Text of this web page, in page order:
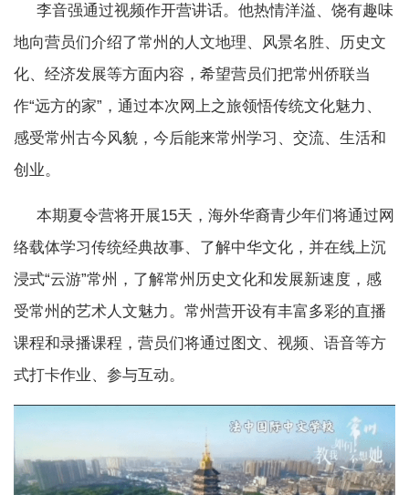
李音强通过视频作开营讲话。他热情洋溢、饶有趣味
地向营员们介绍了常州的人文地理、风景名胜、历史文
化、经济发展等方面内容，希望营员们把常州侨联当
作“远方的家”，通过本次网上之旅领悟传统文化魅力、
感受常州古今风貌，今后能来常州学习、交流、生活和
创业。
本期夏令营将开展15天，海外华裔青少年们将通过网
络载体学习传统经典故事、了解中华文化，并在线上沉
浸式“云游”常州，了解常州历史文化和发展新速度，感
受常州的艺术人文魅力。常州营开设有丰富多彩的直播
课程和录播课程，营员们将通过图文、视频、语音等方
式打卡作业、参与互动。